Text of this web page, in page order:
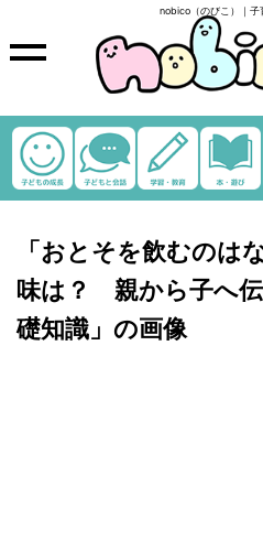
nobico（のびこ）｜子
「おとそを飲むの
味は？ 親から子へ
礎知識」の画像